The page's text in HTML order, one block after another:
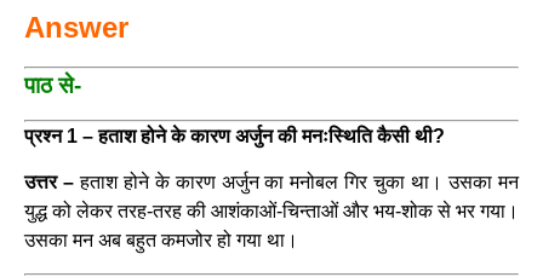
Answer
पाठ से-
प्रश्न 1 – हताश होने के कारण अर्जुन की मनःस्थिति कैसी थी?
उत्तर –हताश होने के कारण अर्जुन का मनोबल गिर चुका था। उसका मन
युद्ध को लेकर तरह-तरह की आशंकाओं-चिन्ताओं और भय-शोक से भर गया।
उसका मन अब बहुत कमजोर हो गया था।